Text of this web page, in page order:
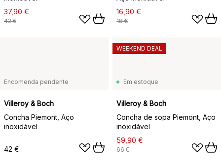
37,90 €
42 €
16,90 €
18 €
Encomenda pendente
Villeroy & Boch
Concha Piemont, Aço
inoxidável
42 €
Em estoque
Villeroy & Boch
Concha de sopa Piemont, Aço
inoxidável
59,90 €
66 €
WEEKEND DEAL